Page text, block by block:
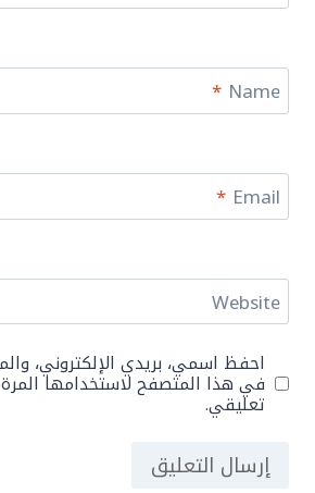
Name
*
Email
*
Website
احفظ اسمي، بريدي الإلكتروني،
في هذا المتصفح لاستخدامها
تعليقي.